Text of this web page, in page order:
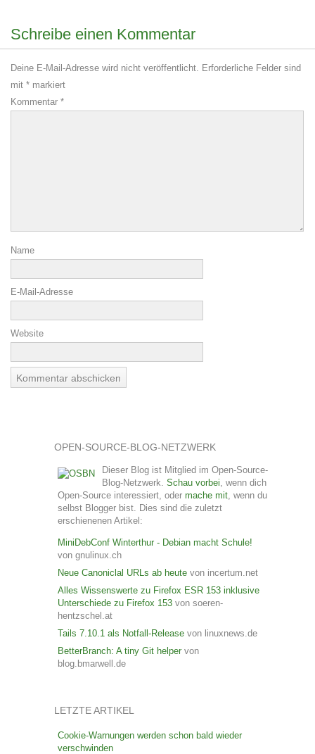
Schreibe einen Kommentar
Deine E-Mail-Adresse wird nicht veröffentlicht. Erforderliche Felder sind
mit * markiert
Kommentar *
Name
E-Mail-Adresse
Website
OPEN-SOURCE-BLOG-NETZWERK
Dieser Blog ist Mitglied im Open-Source-
Blog-Netzwerk. Schau vorbei, wenn dich
Open-Source interessiert, oder mache mit, wenn du
selbst Blogger bist. Dies sind die zuletzt
erschienenen Artikel:
MiniDebConf Winterthur - Debian macht Schule!
von gnulinux.ch
Neue Canoniclal URLs ab heutevon incertum.net
Alles Wissenswerte zu Firefox ESR 153 inklusive
Unterschiede zu Firefox 153von soeren-
hentzschel.at
Tails 7.10.1 als Notfall-Releasevon linuxnews.de
BetterBranch: A tiny Git helpervon
blog.bmarwell.de
LETZTE ARTIKEL
Cookie-Warnungen werden schon bald wieder
verschwinden